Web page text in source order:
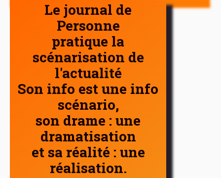
Le journal de
Personne
pratique la
scénarisation de
l'actualité
Son info est une info
scénario,
son drame : une
dramatisation
et sa réalité : une
réalisation.